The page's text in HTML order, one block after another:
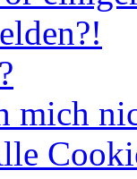
mich